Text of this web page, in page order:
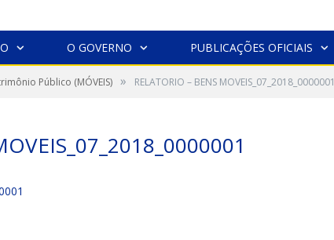
O GOVERNO PUBLICAÇÕES OFICIAIS
Público (MÓVEIS) » RELATORIO – BENS MOVEIS_07_2018_0000001